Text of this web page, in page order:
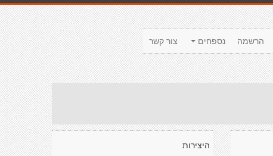
צור קשר נספחים הרשמה
היצירות